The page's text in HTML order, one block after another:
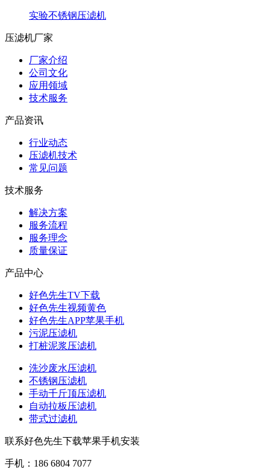
实验不锈钢压滤机
压滤机厂家
厂家介绍
公司文化
应用领域
技术服务
产品资讯
行业动态
压滤机技术
常见问题
技术服务
解决方案
服务流程
服务理念
质量保证
产品中心
好色先生TV下载
好色先生视频黄色
好色先生APP苹果手机
污泥压滤机
打桩泥浆压滤机
洗沙废水压滤机
不锈钢压滤机
手动千斤顶压滤机
自动拉板压滤机
带式过滤机
联系好色先生下载苹果手机安装
手机：186 6804 7077